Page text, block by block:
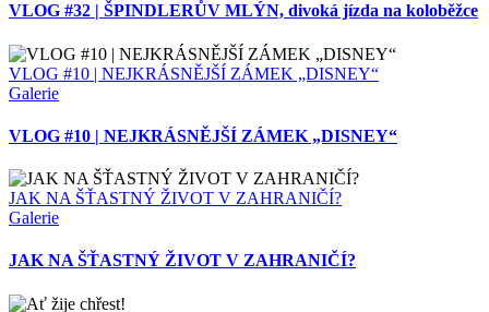
VLOG #32 | ŠPINDLERŮV MLÝN, divoká jízda na koloběžce
VLOG #10 | NEJKRÁSNĚJŠÍ ZÁMEK „DISNEY“
Galerie
VLOG #10 | NEJKRÁSNĚJŠÍ ZÁMEK „DISNEY“
JAK NA ŠŤASTNÝ ŽIVOT V ZAHRANIČÍ?
Galerie
JAK NA ŠŤASTNÝ ŽIVOT V ZAHRANIČÍ?